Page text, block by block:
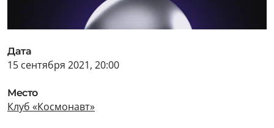
Дата
15 сентября 2021, 20:00
Место
Клуб «Космонавт»